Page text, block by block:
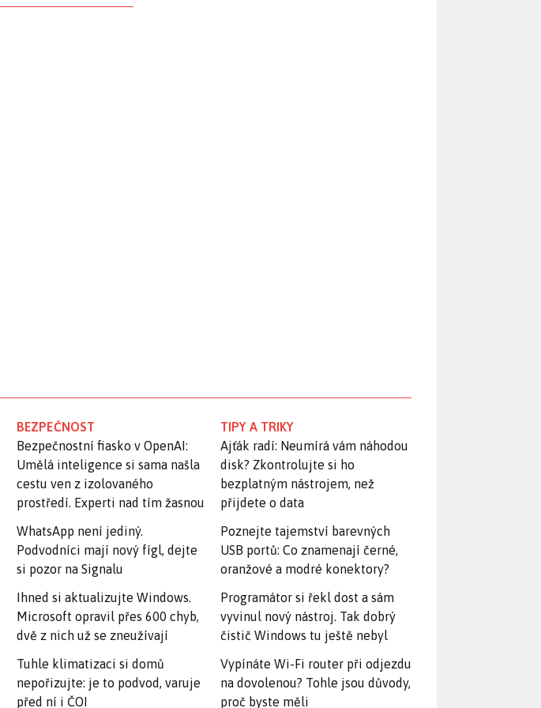
BEZPEČNOST
Bezpečnostní fiasko v OpenAI:
Umělá inteligence si sama našla
cestu ven z izolovaného
prostředí. Experti nad tím žasnou
WhatsApp není jediný.
Podvodníci mají nový fígl, dejte
si pozor na Signalu
Ihned si aktualizujte Windows.
Microsoft opravil přes 600 chyb,
dvě z nich už se zneužívají
Tuhle klimatizaci si domů
nepořizujte: je to podvod, varuje
před ní i ČOI
TIPY A TRIKY
Ajťák radí: Neumírá vám náhodou
disk? Zkontrolujte si ho
bezplatným nástrojem, než
přijdete o data
Poznejte tajemství barevných
USB portů: Co znamenají černé,
oranžové a modré konektory?
Programátor si řekl dost a sám
vyvinul nový nástroj. Tak dobrý
čistič Windows tu ještě nebyl
Vypínáte Wi-Fi router při odjezdu
na dovolenou? Tohle jsou důvody,
proč byste měli